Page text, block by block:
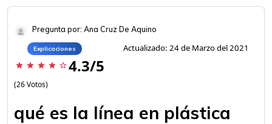
Pregunta por: Ana Cruz De Aquino
Explicaciones Actualizado: 24 de Marzo del 2021
star star star star star_border 4.3/5
(26 Votos)
qué es la línea en plástica